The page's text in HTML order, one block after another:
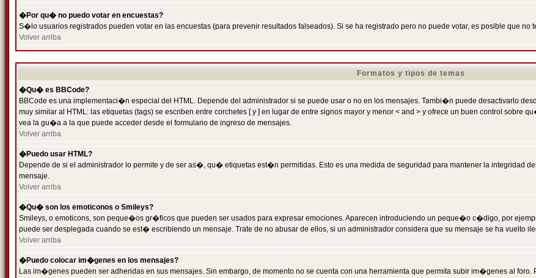
�Por qu� no puedo votar en encuestas?
S�lo usuarios registrados pueden votar en las encuestas (para prevenir resultados falseados). Si se ha registrado pero no puede votar, es posible que
Volver arriba
Formatos y tipos de temas
�Qu� es BBCode?
BBCode es una implementaci�n especial del HTML. Depende del administrador si se puede usar o no en los mensajes. Tambi�n puede desactivarlo
muy similar al HTML: las etiquetas (tags) se escriben entre corchetes [ y ] en lugar de entre signos mayor y menor < and > y ofrece un buen control
vea la gu�a a la que puede acceder desde el formulario de ingreso de mensajes.
Volver arriba
�Puedo usar HTML?
Depende de si el administrador lo permite y de ser as�, qu� etiquetas est�n permitidas. Esto es una medida de seguridad para mantener la integridad
mensaje.
Volver arriba
�Qu� son los emoticonos o Smileys?
Smileys, o emoticons, son peque�os gr�ficos que pueden ser usados para expresar emociones. Aparecen introduciendo un peque�o c�digo, por
puede ser desplegada cuando se est� escribiendo un mensaje. Trate de no abusar de ellos, si un administrador considera que su mensaje se ha vuelto
Volver arriba
�Puedo colocar im�genes en los mensajes?
Las im�genes pueden ser adheridas en sus mensajes. Sin embargo, de momento no se cuenta con una herramienta que permita subir im�genes al